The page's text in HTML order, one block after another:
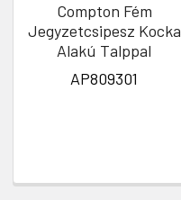
Compton Fém
Jegyzetcsipesz Kocka
Alakú Talppal
AP809301